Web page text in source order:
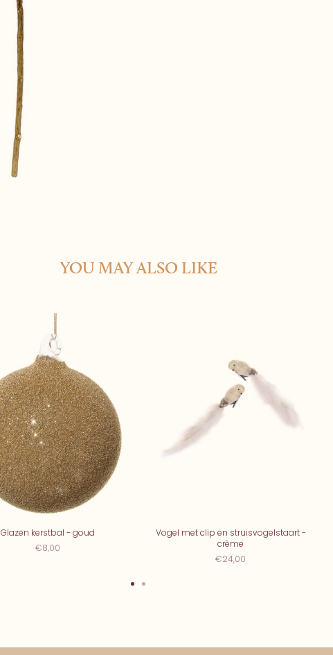
YOU MAY ALSO LIKE
Glazen kerstbal - goud
€8,00
Vogel met clip en struisvogelstaart -
crème
€24,00